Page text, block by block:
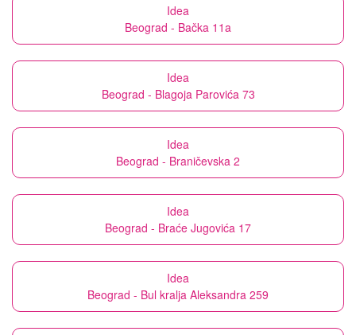
Idea
Beograd - Bačka 11a
Idea
Beograd - Blagoja Parovića 73
Idea
Beograd - Braničevska 2
Idea
Beograd - Braće Jugovića 17
Idea
Beograd - Bul kralja Aleksandra 259